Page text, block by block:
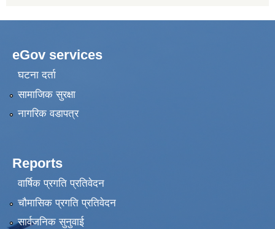
eGov services
घटना दर्ता
सामाजिक सुरक्षा
नागरिक वडापत्र
Reports
वार्षिक प्रगति प्रतिवेदन
चौमासिक प्रगति प्रतिवेदन
सार्वजनिक सुनुवाई